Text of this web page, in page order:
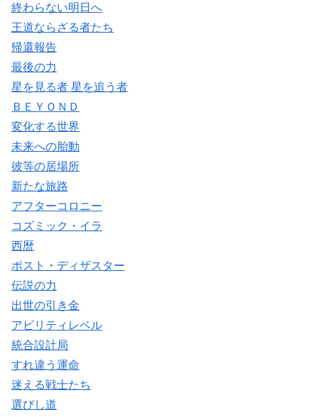
終わらない明日へ
王道ならざる者たち
帰還報告
最後の力
星を見る者 星を追う者
ＢＥＹＯＮＤ
変化する世界
未来への胎動
彼等の居場所
新たな旅路
アフターコロニー
コズミック・イラ
西暦
ポスト・ディザスター
伝説の力
出世の引き金
アビリティレベル
統合設計局
すれ違う運命
迷える戦士たち
選びし道